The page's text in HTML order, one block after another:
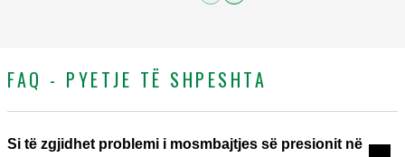
FAQ - PYETJE TË SHPESHTA
Si të zgjidhet problemi i mosmbajtjes së presionit në